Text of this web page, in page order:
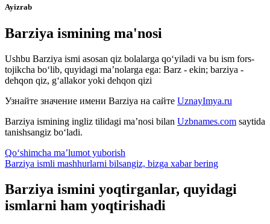
Ayizrab
Barziya ismining ma'nosi
Ushbu Barziya ismi asosan qiz bolalarga qo‘yiladi va bu ism fors-
tojikcha bo‘lib, quyidagi ma’nolarga ega: Barz - ekin; barziya -
dehqon qiz, g‘allakor yoki dehqon qizi
Узнайте значение имени Barziya на сайте UznayImya.ru
Barziya ismining ingliz tilidagi ma’nosi bilan Uzbnames.com saytida
tanishsangiz bo‘ladi.
Qo‘shimcha ma’lumot yuborish
Barziya ismli mashhurlarni bilsangiz, bizga xabar bering
Barziya ismini yoqtirganlar, quyidagi
ismlarni ham yoqtirishadi